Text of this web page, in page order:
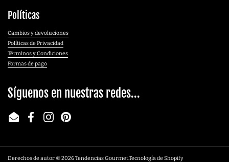
Políticas
Cambios y devoluciones
Políticas de Privacidad
Términos y Condiciones
Formas de pago
Síguenos en nuestras redes...
Email FacebookInstagramPinterest
Derechos de autor © 2026Tendencias Gourmet.Tecnología de Shopify